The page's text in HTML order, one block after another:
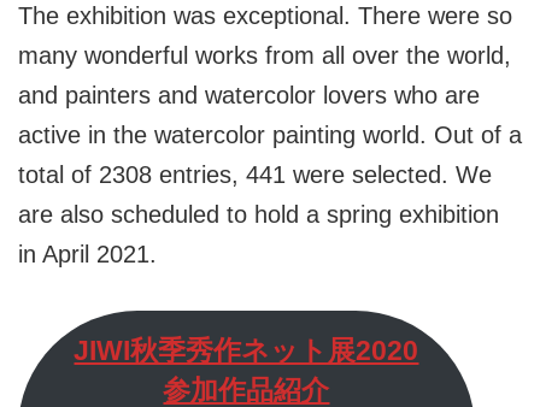
The exhibition was exceptional. There were so
many wonderful works from all over the world,
and painters and watercolor lovers who are
active in the watercolor painting world. Out of a
total of 2308 entries, 441 were selected. We
are also scheduled to hold a spring exhibition
in April 2021.
JIWI秋季秀作ネット展2020
参加作品紹介